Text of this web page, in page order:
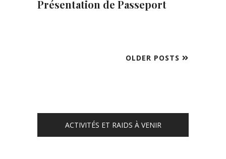
Présentation de Passeport
OLDER POSTS
ACTIVITÉS ET RAIDS À VENIR